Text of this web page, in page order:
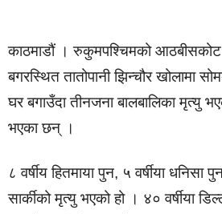
काठमाडौं । रुकुमपश्चिमको
बगरस्थित तातोपानी झिन्चौर खोलामा
घर बगाउँदा तीनजना बालबालिका मृत्यु
भएका छन् ।
८ वर्षीय हितमाया पुन, ५ वर्षीया धनिसा
सार्कीको मृत्यु भएको हो । ४० वर्षीया